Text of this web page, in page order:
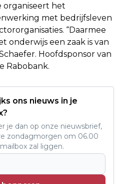
organiseert het
met bedrijfsleven
“Daarmee
onderwijs een zaak is van
Hoofdsponsor van
Rabobank.
ons nieuws in je
je dan op onze nieuwsbrief,
zondagmorgen om 06.00
zal liggen.